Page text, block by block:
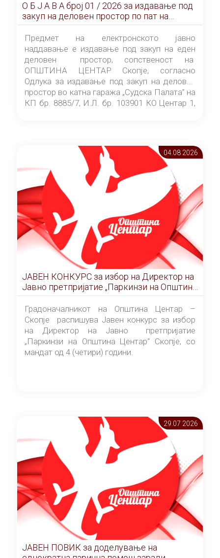
О Б Ј А В А брoj 01 / 2026 за издавање под
закуп на деловен простор по пат на
ЕЛЕКТРОНСКО ЈАВНО НАДДАВАЊЕ
Предмет на електронското јавно
наддавање е издавање под закуп на еден
деловен простор, сопственост на
ОПШТИНА ЦЕНТАР Скопје, согласно
Одлука за издавање под закуп на деловен
простор во катна гаража „Судска Палата” на
КП бр. 8885/7, И.Л. бр. 103901 КО Центар 1,
Скопје” број 9/2026), за времетраење од 3
(три) години од денот на потпишувањето на
Договорот за закуп со најповолниот
понудувач.
04.08 2026
ЈАВЕН КОНКУРС за избор на Директор на
Јавно претпријатие „Паркинзи на Општина
Центар“ – Скопје
Градоначалникот на Општина Центар –
Скопје распишува Јавен конкурс за избор
на Директор на Јавно претпријатие
„Паркинзи на Општина Центар“ Скопје, со
мандат од 4 (четири) години.
29.07 2026
ЈАВЕН ПОВИК за доделување на